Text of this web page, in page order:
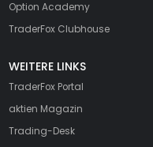
Option Academy
TraderFox Clubhouse
WEITERE LINKS
TraderFox Portal
aktien Magazin
Trading-Desk